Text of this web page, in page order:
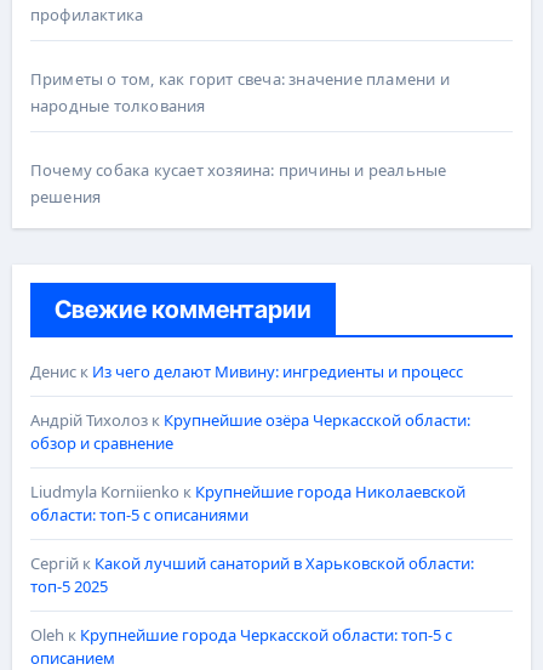
профилактика
Приметы о том, как горит свеча: значение пламени и
народные толкования
Почему собака кусает хозяина: причины и реальные
решения
Свежие комментарии
Дениск Из чего делают Мивину: ингредиенты и процесс
Андрій Тихолозк Крупнейшие озёра Черкасской области:
обзор и сравнение
Liudmyla Korniienko к Крупнейшие города Николаевской
области: топ-5 с описаниями
Сергійк Какой лучший санаторий в Харьковской области:
топ-5 2025
Oleh к Крупнейшие города Черкасской области: топ-5 с
описанием